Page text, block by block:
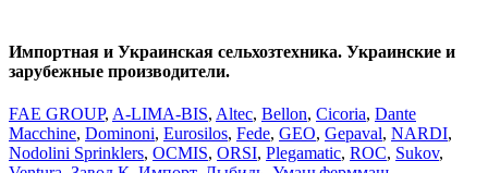
Импортная и Украинская сельхозтехника. Украинские и
зарубежные производители.
FAE GROUP, A-LIMA-BIS, Altec, Bellon, Cicoria, Dante
Macchine, Dominoni, Eurosilos, Fede, GEO, Gepaval, NARDI,
Nodolini Sprinklers, OCMIS, ORSI, Plegаmatic, ROC, Sukov,